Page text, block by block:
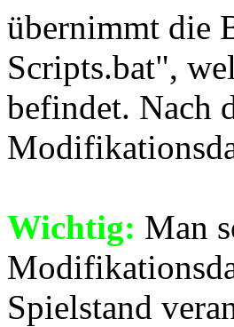
übernimmt die
Scripts.bat",
befindet. Nach
Wichtig: Man
Spielstand